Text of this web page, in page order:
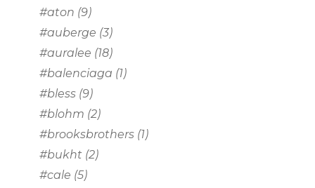
#aton (9)
#auberge (3)
#auralee (18)
#balenciaga (1)
#bless (9)
#blohm (2)
#brooksbrothers (1)
#bukht (2)
#cale (5)